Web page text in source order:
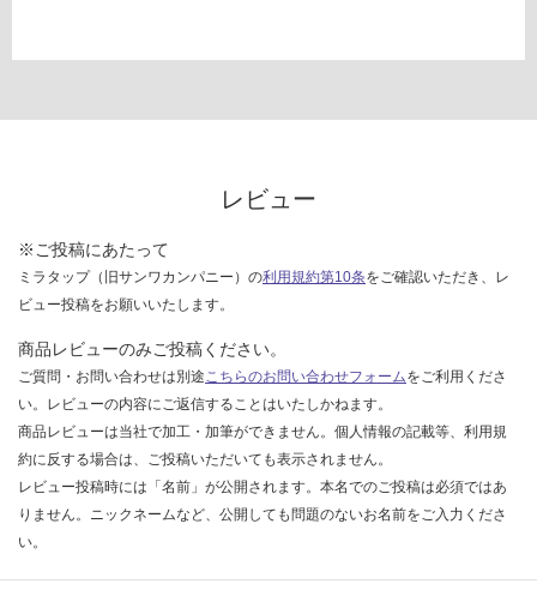
レビュー
※ご投稿にあたって
ミラタップ（旧サンワカンパニー）の利用規約第10条をご確認いただき、レ
ビュー投稿をお願いいたします。
商品レビューのみご投稿ください。
ご質問・お問い合わせは別途こちらのお問い合わせフォームをご利用くださ
い。レビューの内容にご返信することはいたしかねます。
商品レビューは当社で加工・加筆ができません。個人情報の記載等、利用規
約に反する場合は、ご投稿いただいても表示されません。
レビュー投稿時には「名前」が公開されます。本名でのご投稿は必須ではあ
りません。ニックネームなど、公開しても問題のないお名前をご入力くださ
い。